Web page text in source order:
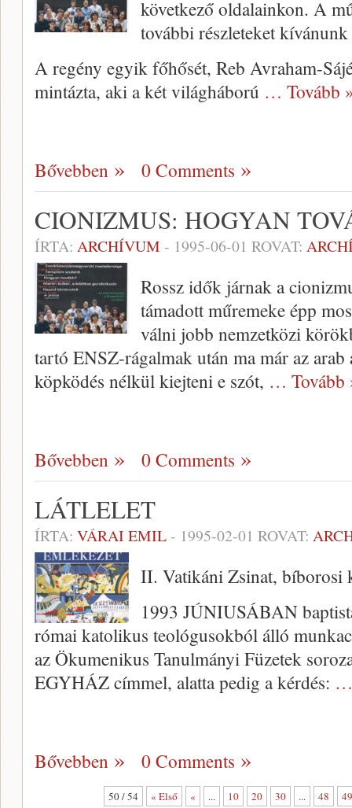
következő oldalainkon. A
további részleteket
A regény egyik főhősét, Reb Avraham-
mintázta, aki a két világháború … Tovább
Bővebben 0 Comments
CIONIZMUS: HOGYAN
ÍRTA: ARCHÍVUM - 1995-06-01 ROVAT:
Rossz idők járnak a
táma­dott műremeke épp
válni jobb nemzetközi
tartó ENSZ-rágalmak után ma már az
köpködés nélkül kiej­teni e szót, … Tovább
Bővebben 0 Comments
LÁTLELET
ÍRTA: VÁRAI EMIL- 1995-02-01 ROVAT:
II. Vatikáni Zsinat, bíborosi
1993 JÚNIUSÁBAN
római katolikus teológusokból álló
az Ökumenikus Tanulmányi Füzetek
EGYHÁZ címmel, alatta pedig a kérdés: …
Bővebben 0 Comments
50 / 54 « Első « ... 10 20 30 ... 48 49